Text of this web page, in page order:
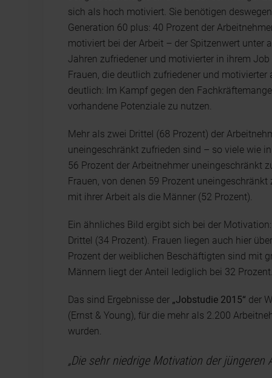
sich als hoch motiviert. Sie benötigen
Generation 60 plus: 40 Prozent der
motiviert bei der Arbeit – der Spitzenwert unter
Jahren zufriedener und motivierter in ihrem
Frauen, die deutlich zufriedener und
deutlich: Im Kampf gegen den
vorhandene Potenziale zu nutzen.
Mehr als zwei Drittel (68 Prozent) der
uneingeschränkt zufrieden sind – so viele wie
56 Prozent der Arbeitnehmer uneingeschränkt
Frauen, von denen 59 Prozent
mit ihrer Arbeit als die Männer (52 Prozent).
Ein ähnliches Bild ergibt sich bei der
Drittel (34 Prozent). Frauen liegen auch hier
Prozent der weiblichen Beschäftigten sind mit
Männern liegt der Anteil lediglich bei 32 Prozent.
Das sind Ergebnisse der „Jobstudie 2015“ der
(Ernst & Young), für die mehr als 2.200
wurden.
„Die sehr niedrige Motivation der jüngeren